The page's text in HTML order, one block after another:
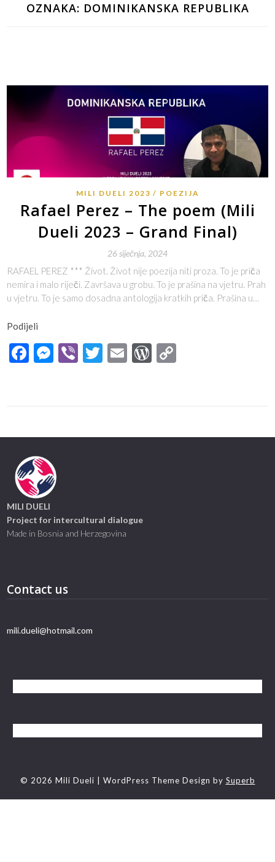
OZNAKA: DOMINIKANSKA REPUBLIKA
MILI DUELI 2023 POEZIJA
Rafael Perez – The poem (Mili
Dueli 2023 – Grand Final)
26 siječnja, 2024
RAFAEL PEREZ *** Život. Život nije poezija niti proza. To je priča
nemira i malo riječi. Završava u grobu. To je prašina na vjetru. Prah
u vjetru. To je samo dosadna antologija kratkih priča. Prašina u…
Podijeli
Facebook
Messenger
ViberTwitter
EmailWordPress
MILI DUELI
Project for intercultural dialogue
Made in Bosnia and Herzegovina
Contact us
mili.dueli@hotmail.com
© 2026 Mili Dueli | WordPress Theme Design by Superb